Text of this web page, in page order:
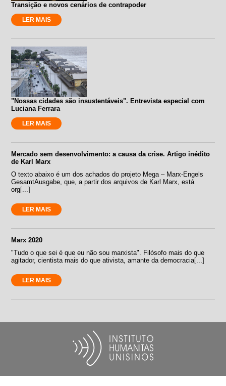
Transição e novos cenários de contrapoder
LER MAIS
"Nossas cidades são insustentáveis". Entrevista especial com
Luciana Ferrara
LER MAIS
Mercado sem desenvolvimento: a causa da crise. Artigo inédito
de Karl Marx
O texto abaixo é um dos achados do projeto Mega – Marx-Engels
GesamtAusgabe, que, a partir dos arquivos de Karl Marx, está
org[...]
LER MAIS
Marx 2020
"Tudo o que sei é que eu não sou marxista". Filósofo mais do que
agitador, cientista mais do que ativista, amante da democracia[...]
LER MAIS